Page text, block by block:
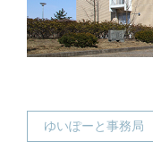
ゆいぽーと事務局